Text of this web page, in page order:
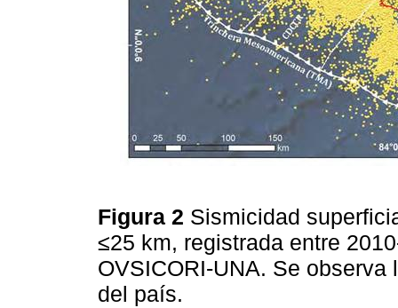
Figura 2 Sismicidad
≤25 km, registrada entre
OVSICORI-UNA. Se
del país.